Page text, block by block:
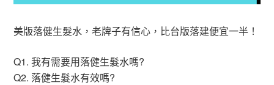
美版落健生髮水，老牌子有信心，比台版落建便宜一半！
Q1. 我有需要用落健生髮水嗎?
Q2. 落健生髮水有效嗎?